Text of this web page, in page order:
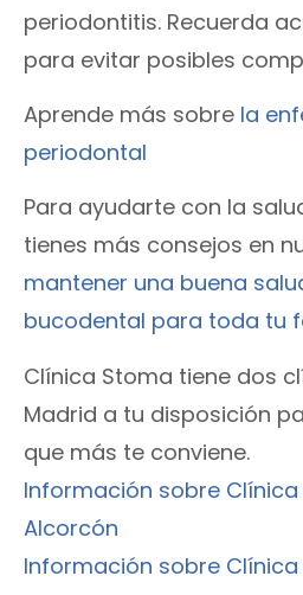
periodontitis. Recuerda
para evitar posibles
Aprende más sobre la
periodontal
Para ayudarte con la
tienes más consejos en
mantener una buena
bucodental para toda tu
Clínica Stoma tiene dos
Madrid a tu disposición
que más te conviene.
Información sobre
Alcorcón
Información sobre